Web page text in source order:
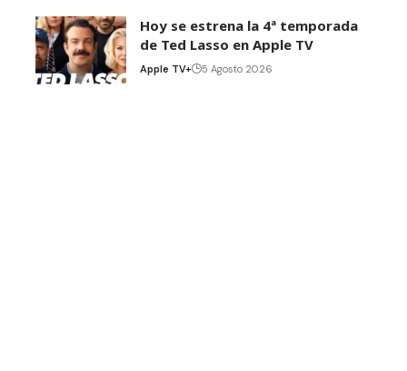
Hoy se estrena la 4ª temporada
de Ted Lasso en Apple TV
Apple TV+ 5 Agosto 2026